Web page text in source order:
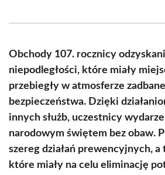
(Twitter)
Obchody 107. rocznicy
niepodległości, które miały
przebiegły w atmosferze
bezpieczeństwa. Dzięki
innych służb, uczestnicy
narodowym świętem bez obaw.
szereg działań prewencyjnych,
które miały na celu eliminację